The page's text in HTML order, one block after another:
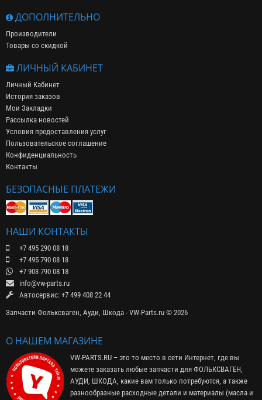
ДОПОЛНИТЕЛЬНО
Производители
Товары со скидкой
ЛИЧНЫЙ КАБИНЕТ
Личный Кабинет
История заказов
Мои Закладки
Рассылка новостей
Условия предоставления услуг
Пользовательское соглашение
Конфиденциальность
Контакты
БЕЗОПАСНЫЕ ПЛАТЕЖИ
НАШИ КОНТАКТЫ
+7 495 290 08 18
+7 495 790 08 18
+7 903 790 08 18
info@vw-parts.ru
Автосервис: +7 499 408 22 44
Запчасти Фольксваген, Ауди, Шкода - VW-Parts.ru © 2026
О НАШЕМ МАГАЗИНЕ
VW-PARTS.RU – это то место в сети Интернет, где вы
можете заказать любые запчасти для ФОЛЬКСВАГЕН,
АУДИ, ШКОДА, какие вам только потребуются, а также
разнообразные расходные детали и материалы (масла и